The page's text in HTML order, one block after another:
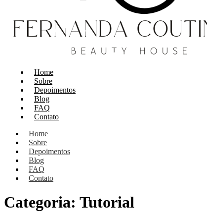
Home
Sobre
Depoimentos
Blog
FAQ
Contato
Home
Sobre
Depoimentos
Blog
FAQ
Contato
Categoria: Tutorial